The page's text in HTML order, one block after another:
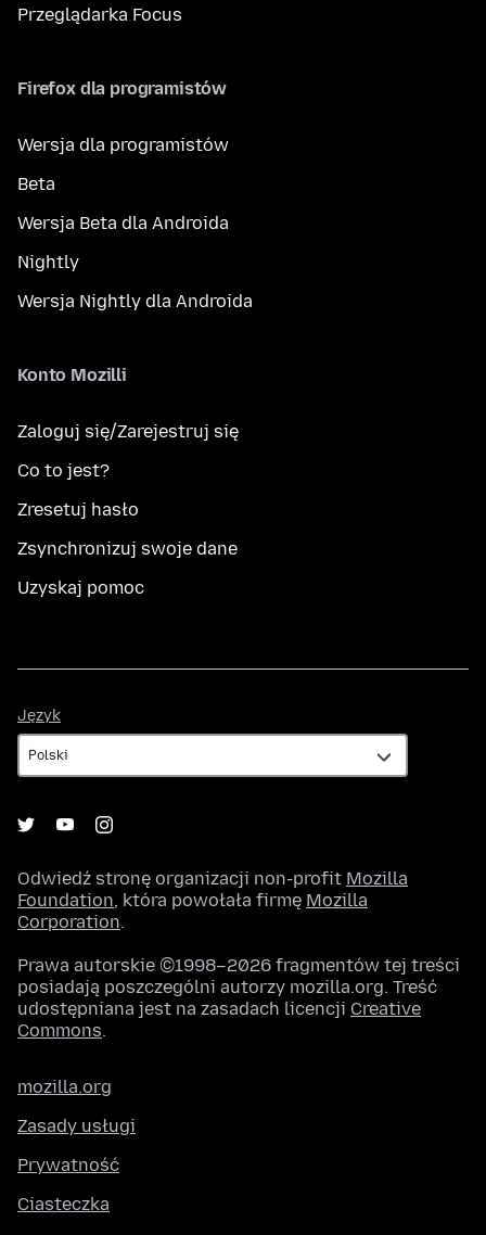
Przeglądarka Focus
Firefox dla programistów
Wersja dla programistów
Beta
Wersja Beta dla Androida
Nightly
Wersja Nightly dla Androida
Konto Mozilli
Zaloguj się/Zarejestruj się
Co to jest?
Zresetuj hasło
Zsynchronizuj swoje dane
Uzyskaj pomoc
Język
Odwiedź stronę organizacji non-profit Mozilla
Foundation, która powołała firmę Mozilla
Corporation.
Prawa autorskie ©1998–2026 fragmentów tej treści
posiadają poszczególni autorzy mozilla.org. Treść
udostępniana jest na zasadach licencji Creative
Commons.
mozilla.org
Zasady usługi
Prywatność
Ciasteczka